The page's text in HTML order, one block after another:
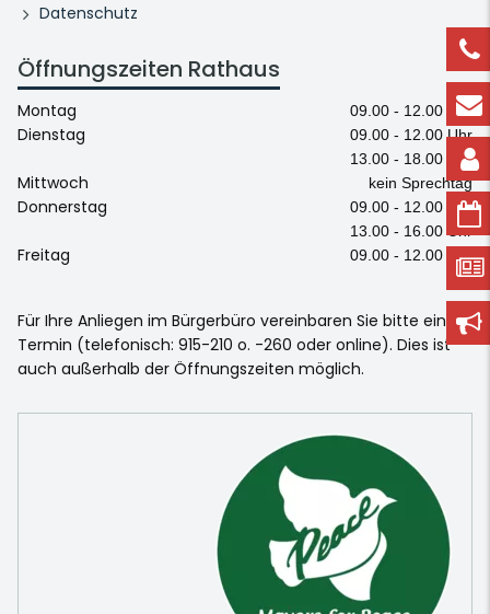
Datenschutz
Öffnungszeiten Rathaus
Montag 09.00 - 12.00 Uhr
Dienstag
09.00 - 12.00 Uhr
13.00 - 18.00 Uhr
Mittwoch kein Sprechtag
Donnerstag
09.00 - 12.00 Uhr
13.00 - 16.00 Uhr
Freitag 09.00 - 12.00 Uhr
Für Ihre Anliegen im Bürgerbüro vereinbaren Sie bitte einen
Termin (telefonisch: 915-210 o. -260 oder online). Dies ist
auch außerhalb der Öffnungszeiten möglich.